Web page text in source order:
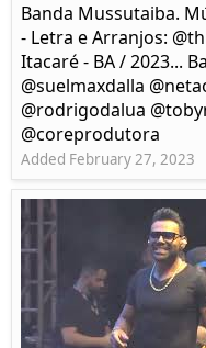
Banda Mussutaiba.
- Letra e Arranjos:
Itacaré - BA / 2023...
@suelmaxdalla
@rodrigodalua
@coreprodutora
Added February 27, 2023